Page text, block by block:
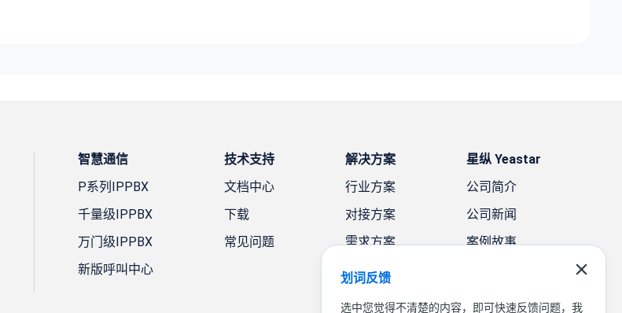
划词反馈
选中您觉得不清楚的内容，即可快速反馈问题，我
智慧通信
P系列IPPBX
千量级IPPBX
万门级IPPBX
新版呼叫中心
技术支持
文档中心
下载
常见问题
解决方案
行业方案
对接方案
需求方案
星纵 Yeastar
公司简介
公司新闻
案例故事